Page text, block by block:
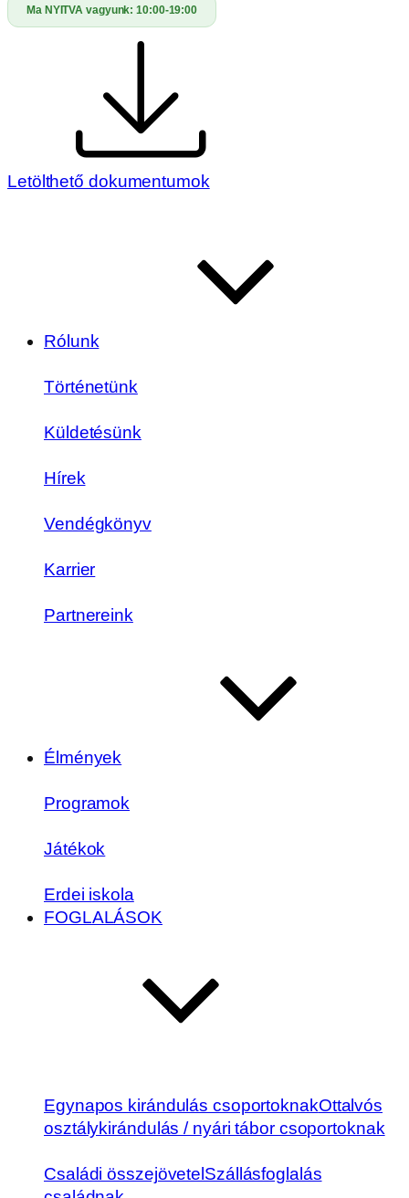
Ma NYITVA vagyunk:10:00-19:00
Letölthető dokumentumok
Rólunk
Történetünk
Küldetésünk
Hírek
Vendégkönyv
Karrier
Partnereink
Élmények
Programok
Játékok
Erdei iskola
FOGLALÁSOK
Egynapos kirándulás csoportoknakOttalvós
osztálykirándulás / nyári tábor csoportoknak
Családi összejövetelSzállásfoglalás